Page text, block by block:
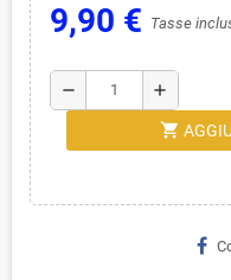
9,90 € Tasse
remove add
shopping_cart